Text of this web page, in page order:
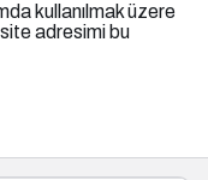
kullanılmak üzere
adresimi bu